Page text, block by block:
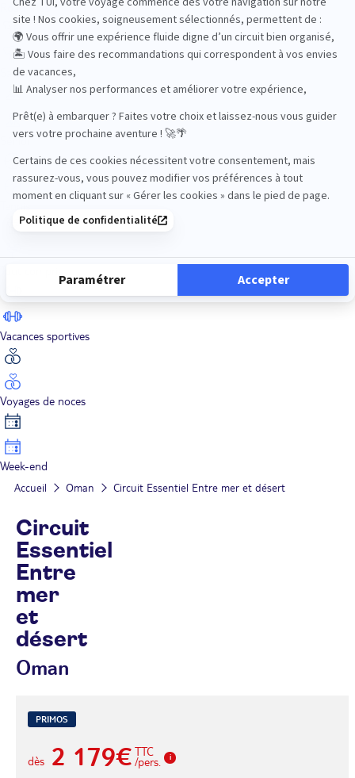
Road Trips
Safari
Sénior
Vacances sportives
Voyages de noces
Week-end
Accueil Oman Circuit Essentiel Entre mer et désert
Circuit
Essentiel
Entre
mer
et
désert
Oman
PRIMOS
dès 2 179€ TTC
/pers.